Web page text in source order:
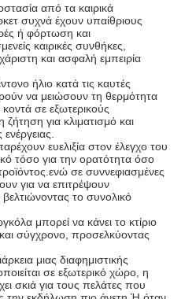
από τα καιρικά
συχνά έχουν υπαίθριους
ή φόρτωση και
καιρικές συνθήκες,
και ασφαλή εμπειρία
ήλιο κατά τις καυτές
να μειώσουν τη θερμότητα
σε εξωτερικούς
για κλιματισμό και
ευελιξία στον έλεγχο του
τόσο για την ορατότητα όσο
σε συννεφιασμένες
για να επιτρέψουν
το συνολικό
μπορεί να κάνει το κτίριο
και σύγχρονο, προσελκύοντας
μιας διαφημιστικής
σε εξωτερικό χώρο, η
σκιά για τους πελάτες που